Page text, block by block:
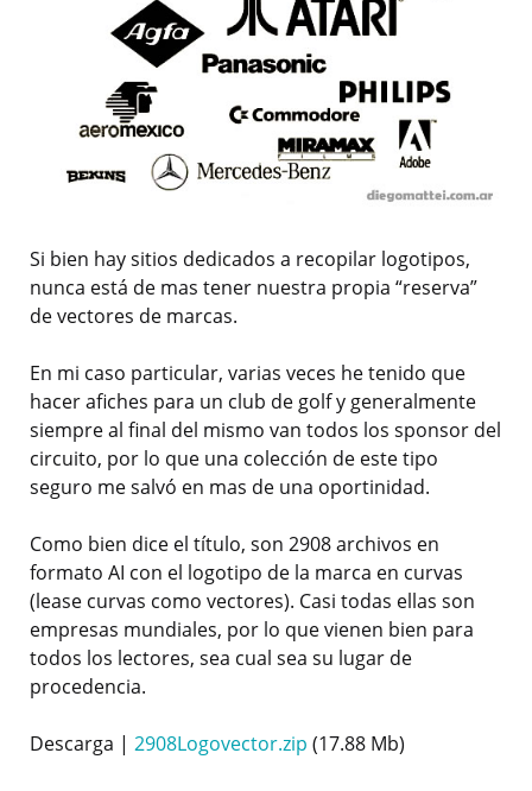
Si bien hay sitios dedicados a recopilar logotipos,
nunca está de mas tener nuestra propia “reserva”
de vectores de marcas.
En mi caso particular, varias veces he tenido que
hacer afiches para un club de golf y generalmente
siempre al final del mismo van todos los sponsor del
circuito, por lo que una colección de este tipo
seguro me salvó en mas de una oportinidad.
Como bien dice el título, son 2908 archivos en
formato AI con el logotipo de la marca en curvas
(lease curvas como vectores). Casi todas ellas son
empresas mundiales, por lo que vienen bien para
todos los lectores, sea cual sea su lugar de
procedencia.
Descarga | 2908Logovector.zip (17.88 Mb)